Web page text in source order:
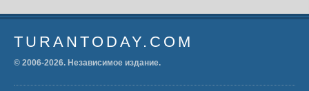
TURANTODAY.COM
© 2006-2026. Независимое издание.